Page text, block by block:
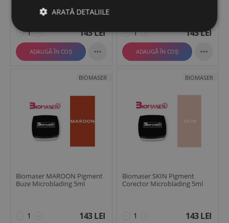
Microblading 5ml
+
− 143LEI
ADAUGĂ ÎN COȘ 
+
− 143LEI
ADAUGĂ ÎN COȘ 
BIOMASER
Biomaser MAROON Pigment
Buze Microblading 5ml
143LEI
BIOMASER
Biomaser SKIN Pigment
Corector Microblading 5ml
143LEI
ARATĂ DETALIILE